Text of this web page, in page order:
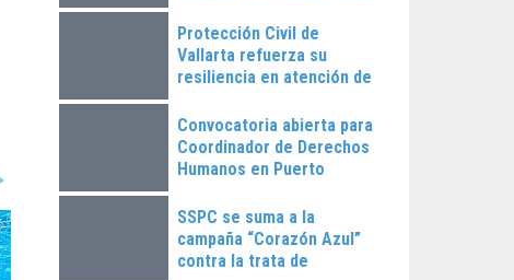
Protección Civil de
Vallarta refuerza su
resiliencia en atención de
Convocatoria abierta para
Coordinador de Derechos
Humanos en Puerto
SSPC se suma a la
campaña “Corazón Azul”
contra la trata de